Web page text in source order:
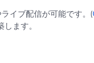
イブ配信が可能です。(
ます。